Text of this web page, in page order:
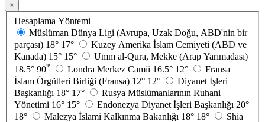
×
Hesaplama Yöntemi
Müslüman Dünya Ligi (Avrupa, Uzak Doğu, ABD'nin bir
parçası) 18° 17°
Kuzey Amerika İslam Cemiyeti (ABD ve
Kanada) 15° 15°
Umm al-Qura, Mekke (Arap Yarımadası)
18.5° 90* Londra Merkez Camii 16.5° 12°
Fransa
İslam Örgütleri Birliği (Fransa) 12° 12°
Diyanet İşleri
Başkanlığı 18° 17°
Rusya Müslümanlarının Ruhani
Yönetimi 16° 15° Endonezya Diyanet İşleri Başkanlığı 20°
18°
Malezya İslami Kalkınma Bakanlığı 18° 18°
Shia